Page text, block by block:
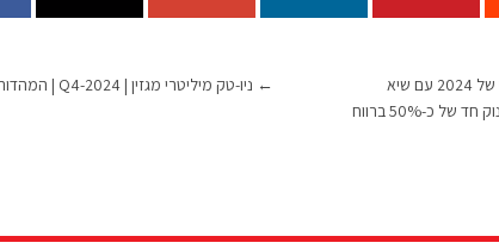
← ניו-טק מיליטרי מגזין | Q4-2024 | המהדורה הדיגיטלית
אברא מסכמת את הרבעון השלישי של 2024 עם שיא
הכנסות של כ-113.5 מיליון שקל וזינוק חד של כ-50% ברווח